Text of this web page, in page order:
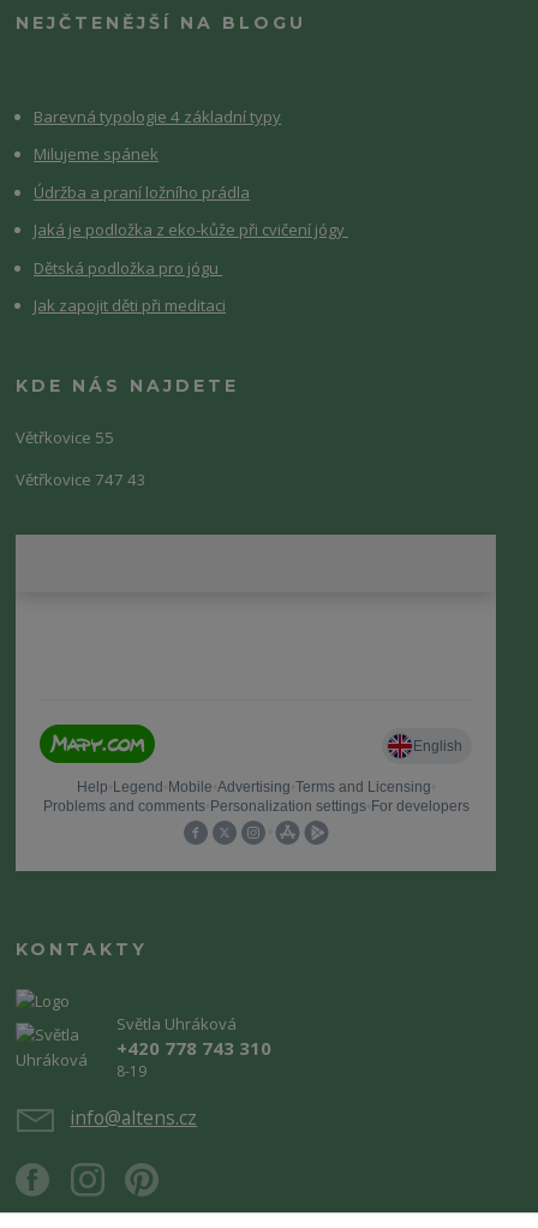
NEJČTENĚJŠÍ NA BLOGU
Barevná typologie 4 základní typy
Milujeme spánek
Údržba a praní ložního prádla
Jaká je podložka z eko-kůže při cvičení jógy
Dětská podložka pro jógu
Jak zapojit děti při meditaci
KDE NÁS NAJDETE
Větřkovice 55
Větřkovice 747 43
KONTAKTY
Světla Uhráková
+420 778 743 310
8-19
info@altens.cz